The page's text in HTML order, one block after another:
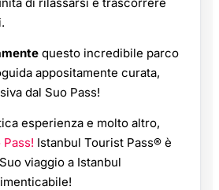
questo incredibile parco
appositamente curata,
dal Suo Pass!
esperienza e molto altro,
Istanbul Tourist Pass® è
viaggio a Istanbul